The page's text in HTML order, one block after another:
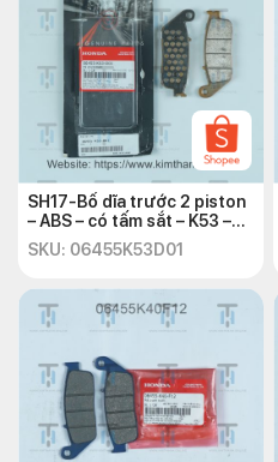
SH17-Bố dĩa trước 2 piston
– ABS – có tấm sắt – K53 –
kđ
SKU: 06455K53D01